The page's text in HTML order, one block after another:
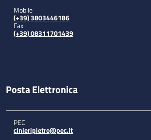
Mobile
(+39) 3803446186
Fax
(+39) 08311701439
Posta Elettronica
PEC
cinieripietro@pec.it